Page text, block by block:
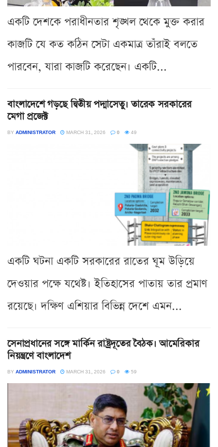
একটি দেশকে পরাধীনতার শৃঙ্খল থেকে মুক্ত করার
কাজটি যে কত কঠিন সেটা একমাত্র তাঁরাই বলতে
পারবেন, যারা কাজটি করেছেন। একটি...
বাংলাদেশে গড়ছে দ্বিতীয় পদ্মাসেতু। তারেক সরকারের
মেগা প্রজেক্ট
BY ADMINISTRATOR MARCH 31, 2026 0 49
একটি ঘটনা একটি সরকারের রাতের ঘূম উড়িয়ে
দেওয়ার পক্ষে যথেষ্ট। ইতিহাসের পাতায় তার প্রমাণ
রয়েছে। দক্ষিণ এশিয়ার বিভিন্ন দেশে এমন...
সেনাপ্রধানের সঙ্গে মার্কিন রাষ্ট্রদূতের বৈঠক। আমেরিকার
নিয়ন্ত্রণে বাংলাদেশ
BY ADMINISTRATOR MARCH 31, 2026 0 59